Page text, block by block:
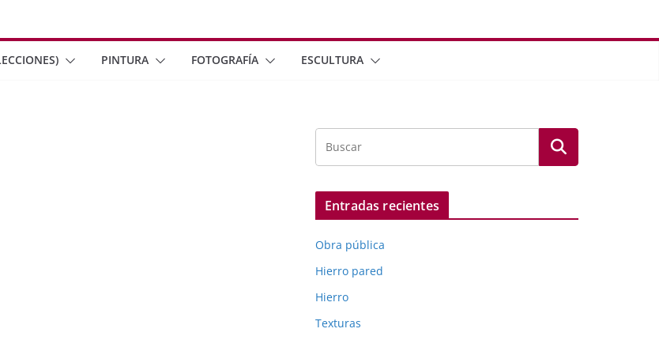
PINTURA FOTOGRAFÍA ESCULTURA
Entradas recientes
Obra pública
Hierro pared
Hierro
Texturas